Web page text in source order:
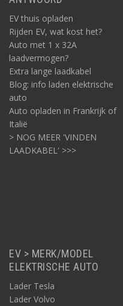
EV thuis opladen
Rijden EV, wat kost het?
Auto met 1 x 32A
laadvermogen?
Extra lange laadkabel
Blog: info laden elektrische
auto
Auto opladen in Frankrijk of
Italië
> NOG MEER 'VINDEN
LAADKABEL' >>>
EV > MERK/MODEL
ELEKTRISCHE AUTO
Lader Tesla
Lader Volvo